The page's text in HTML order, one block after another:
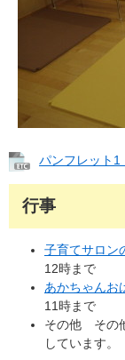
パンフレット1
行事
子育てサロン
12時まで
あかちゃんお
11時まで
その他 その
しています。